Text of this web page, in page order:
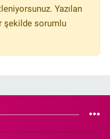
Yazılan
şekilde sorumlu